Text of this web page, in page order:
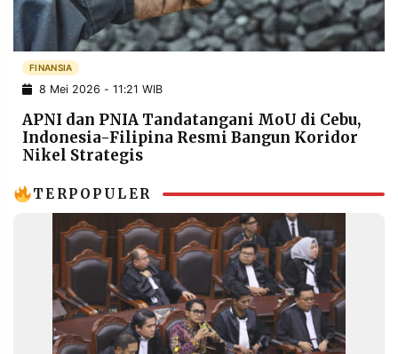
POLICY WARGA
INFORMASI
IKLAN
KIRIM
PENGADUAN TERM
SERVICE
IKUTI
FINANSIA
8 Mei 2026 - 11:21 WIB
APNI dan PNIA Tandatangani MoU di Cebu,
Indonesia-Filipina Resmi Bangun Koridor
Nikel Strategis
TERPOPULER